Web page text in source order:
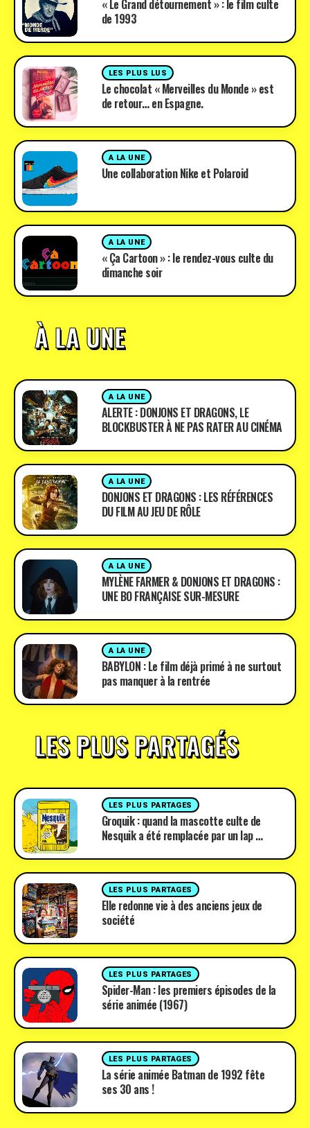
« Le Grand détournement » : le film culte
de 1993
LES PLUS LUS
Le chocolat « Merveilles du Monde » est
de retour… en Espagne.
A LA UNE
Une collaboration Nike et Polaroid
A LA UNE
« Ça Cartoon » : le rendez-vous culte du
dimanche soir
À LA UNE
A LA UNE
ALERTE : DONJONS ET DRAGONS, LE
BLOCKBUSTER À NE PAS RATER AU CINÉMA
A LA UNE
DONJONS ET DRAGONS : LES RÉFÉRENCES
DU FILM AU JEU DE RÔLE
A LA UNE
MYLÈNE FARMER & DONJONS ET DRAGONS :
UNE BO FRANÇAISE SUR-MESURE
A LA UNE
BABYLON : Le film déjà primé à ne surtout
pas manquer à la rentrée
LES PLUS PARTAGÉS
LES PLUS PARTAGES
Groquik : quand la mascotte culte de
Nesquik a été remplacée par un lap …
LES PLUS PARTAGES
Elle redonne vie à des anciens jeux de
société
LES PLUS PARTAGES
Spider-Man : les premiers épisodes de la
série animée (1967)
LES PLUS PARTAGES
La série animée Batman de 1992 fête
ses 30 ans !